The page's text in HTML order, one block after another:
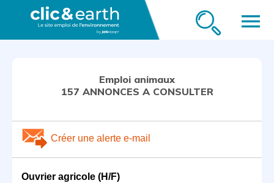
menu
Emploi animaux
157 ANNONCES A CONSULTER
Créer une alerte e-mail
Ouvrier agricole (H/F)